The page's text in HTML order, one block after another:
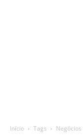
Início Tags Negócios